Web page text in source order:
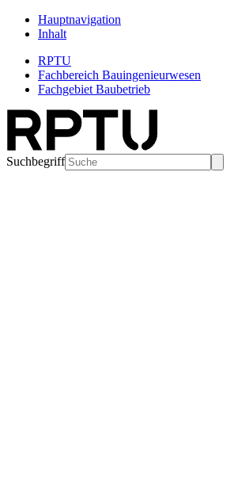
Hauptnavigation
Inhalt
RPTU
Fachbereich Bauingenieurwesen
Fachgebiet Baubetrieb
Suchbegriff